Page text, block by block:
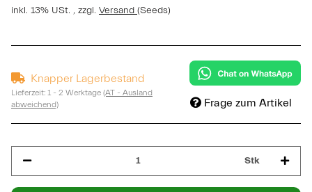
inkl. 13% USt. , zzgl. Versand (Seeds)
Knapper Lagerbestand
Lieferzeit: 1 - 2 Werktage (AT - Ausland
abweichend)
Frage zum Artikel
Stk